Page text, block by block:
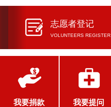
志愿者登记
VOLUNTEERS REGISTER
我要捐款 我要提问